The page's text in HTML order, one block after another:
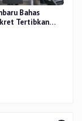
Bahas
Tertibkan